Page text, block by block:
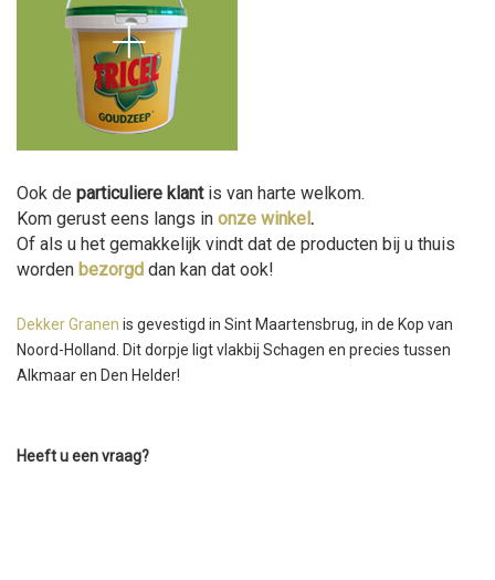
Ook de particuliere klantis van harte welkom.
Kom gerust eens langs in onze winkel .
Of als u het gemakkelijk vindt dat de producten bij u thuis
worden bezorgd dan kan dat ook!
Dekker Granen is gevestigd in Sint Maartensbrug, in de Kop van
Noord-Holland. Dit dorpje ligt vlakbij Schagen en precies tussen
Alkmaar en Den Helder!
Heeft u een vraag?